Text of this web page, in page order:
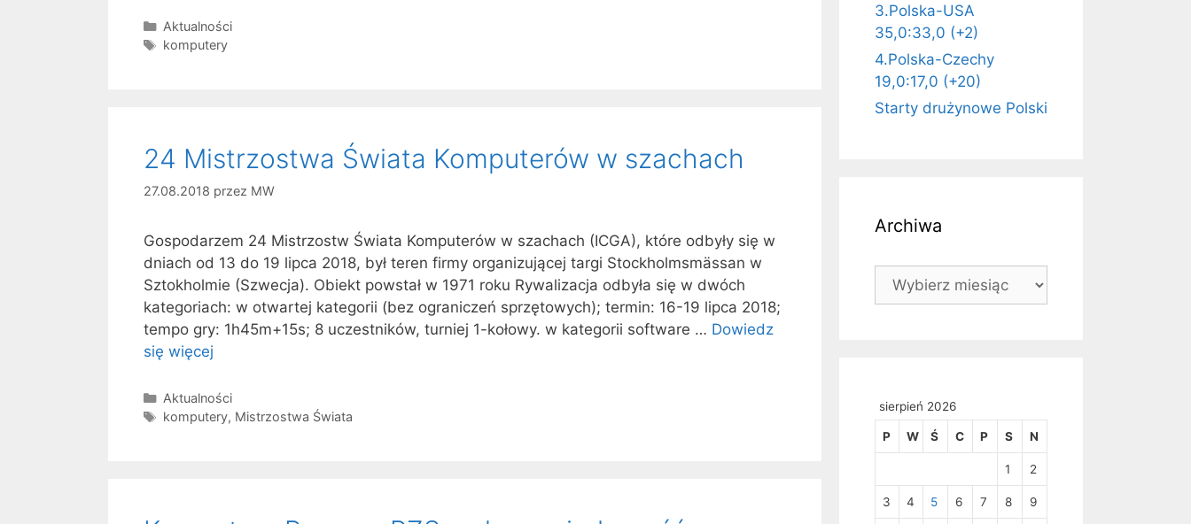
Kategorie
Aktualności
Tagi
komputery
24 Mistrzostwa Świata Komputerów w szachach
27.08.2018 przez MW
Gospodarzem 24 Mistrzostw Świata Komputerów w szachach (ICGA), które odbyły się w
dniach od 13 do 19 lipca 2018, był teren firmy organizującej targi Stockholmsmässan w
Sztokholmie (Szwecja). Obiekt powstał w 1971 roku Rywalizacja odbyła się w dwóch
kategoriach: w otwartej kategorii (bez ograniczeń sprzętowych); termin: 16-19 lipca 2018;
tempo gry: 1h45m+15s; 8 uczestników, turniej 1-kołowy. w kategorii software … Dowiedz
się więcej
Kategorie
Aktualności
Tagi
komputery, Mistrzostwa Świata
3.Polska-USA
35,0:33,0 (+2)
4.Polska-Czechy
19,0:17,0 (+20)
Starty drużynowe Polski
Archiwa
Archiwa
sierpień 2026
P W Ś C P S N
1 2
3 4 5 6 7 8 9